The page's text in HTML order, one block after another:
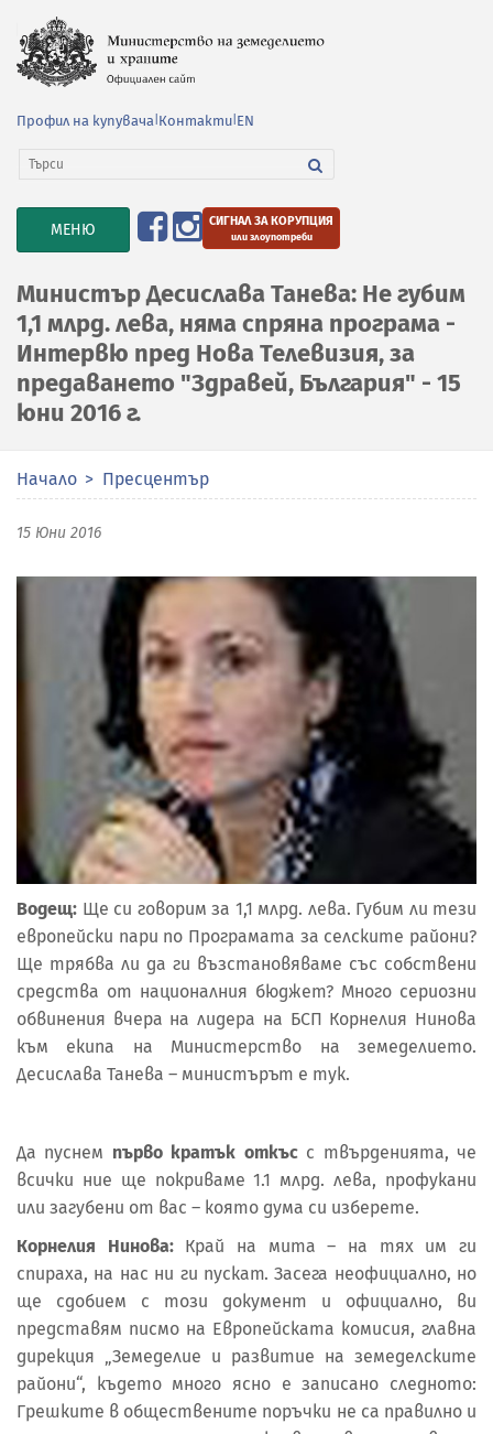
Профил на купувача Контакти EN
TOGGLE
NAVIGATION
МЕНЮ СИГНАЛ ЗА КОРУПЦИЯ
или злоупотреби
Министър Десислава Танева: Не губим
1,1 млрд. лева, няма спряна програма -
Интервю пред Нова Телевизия, за
предаването "Здравей, България" - 15
юни 2016 г.
Начало Пресцентър
15 Юни 2016
Водещ: Ще си говорим за 1,1 млрд. лева. Губим ли тези
европейски пари по Програмата за селските райони?
Ще трябва ли да ги възстановяваме със собствени
средства от националния бюджет? Много сериозни
обвинения вчера на лидера на БСП Корнелия Нинова
към екипа на Министерство на земеделието.
Десислава Танева – министърът е тук.
Да пуснем първо кратък откъс с твърденията, че
всички ние ще покриваме 1.1 млрд. лева, профукани
или загубени от вас – която дума си изберете.
Корнелия Нинова:Край на мита – на тях им ги
спираха, на нас ни ги пускат. Засега неофициално, но
ще сдобием с този документ и официално, ви
представям писмо на Европейската комисия, главна
дирекция „Земеделие и развитие на земеделските
райони“, където много ясно е записано следното:
Грешките в обществените поръчки не са правилно и